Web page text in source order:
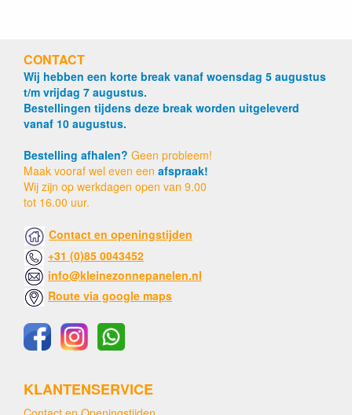
CONTACT
Wij hebben een korte break vanaf woensdag 5 augustus
t/m vrijdag 7 augustus.
Bestellingen tijdens deze break worden uitgeleverd
vanaf 10 augustus.
Bestelling afhalen? Geen probleem!
Maak vooraf wel even een afspraak!
Wij zijn op werkdagen open van 9.00
tot 16.00 uur.
Contact en openingstijden
+31 (0)85 0043452
info@kleinezonnepanelen.nl
Route via google maps
KLANTENSERVICE